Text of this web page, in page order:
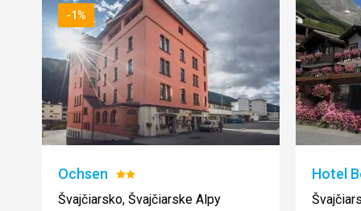
-1%
Ochsen Hodnotenie:
2/5
Švajčiarsko, Švajčiarske Alpy
Hotel